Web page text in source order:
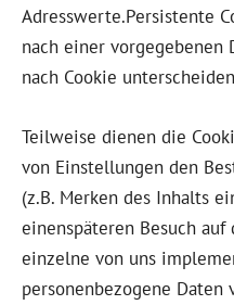
Adresswerte.Persistente
nach einer vorgegebenen
nach Cookie
Teilweise dienen die
von Einstellungen den
(z.B. Merken des Inhalts
einenspäteren Besuch
einzelne von uns
personenbezogene